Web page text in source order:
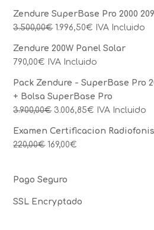
Zendure SuperBase Pro 2000
3.500,00€ 1.996,50€ IVA Incluido
Zendure 200W Panel Solar
790,00€ IVA Incluido
Pack Zendure - SuperBase Pro
+ Bolsa SuperBase Pro
3.900,00€ 3.006,85€ IVA Incluido
Examen Certificacion
220,00€ 169,00€
Pago Seguro
SSL Encryptado